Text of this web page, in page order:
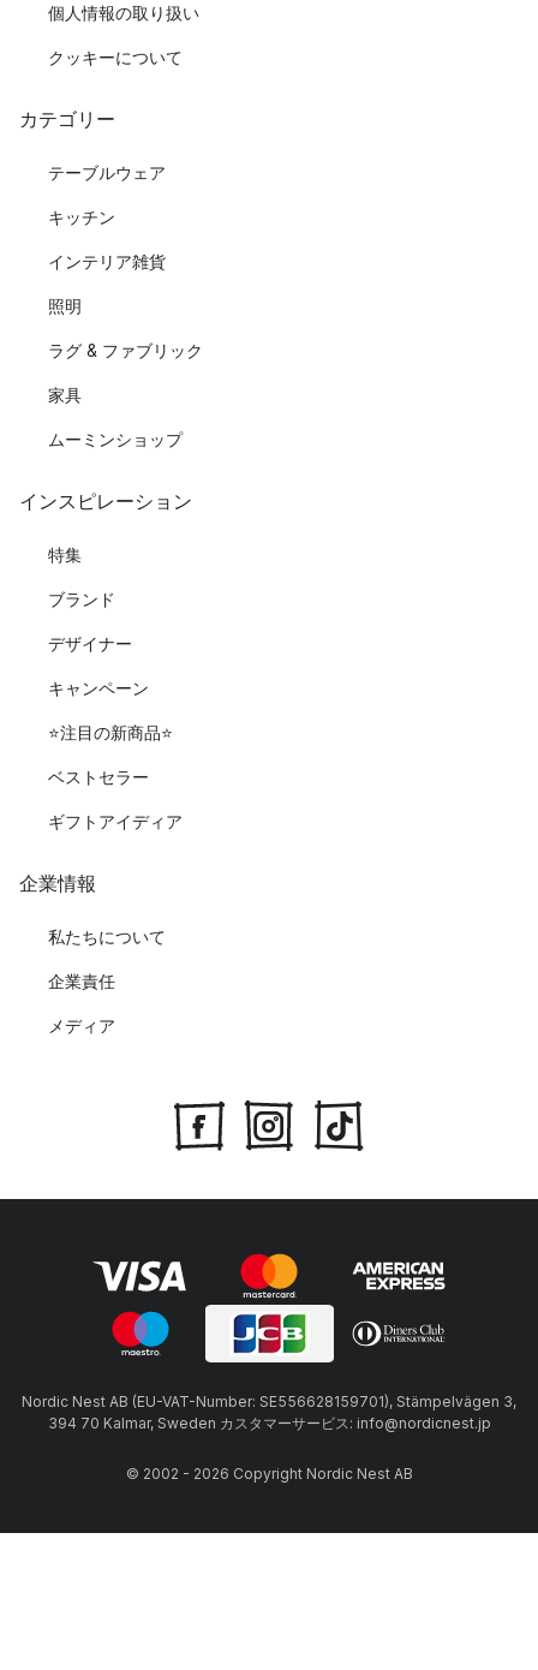
個人情報の取り扱い
クッキーについて
カテゴリー
テーブルウェア
キッチン
インテリア雑貨
照明
ラグ & ファブリック
家具
ムーミンショップ
インスピレーション
特集
ブランド
デザイナー
キャンペーン
⭐️注目の新商品⭐️
ベストセラー
ギフトアイディア
企業情報
私たちについて
企業責任
メディア
Nordic Nest AB (EU-VAT-Number: SE556628159701), Stämpelvägen 3,
394 70 Kalmar, Sweden カスタマーサービス: info@nordicnest.jp
© 2002 - 2026 Copyright Nordic Nest AB